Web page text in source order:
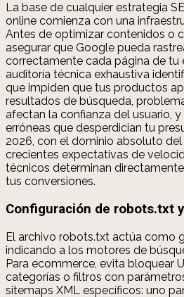
La base de cualquier estrategia
online comienza con una
Antes de optimizar contenidos o
asegurar que Google pueda
correctamente cada página de tu
auditoría técnica exhaustiva
que impiden que tus productos
resultados de búsqueda,
afectan la confianza del usuario,
erróneas que desperdician tu
2026, con el dominio absoluto
crecientes expectativas de
técnicos determinan
tus conversiones.
Configuración de robots.txt
El archivo robots.txt actúa como
indicando a los motores de
Para ecommerce, evita bloquear
categorías o filtros con
sitemaps XML específicos: uno